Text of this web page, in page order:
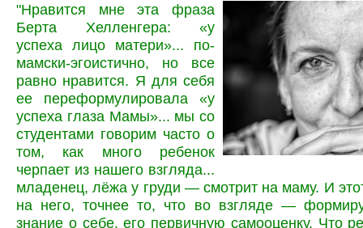
"Нравится мне эта фраза
Берта Хелленгера: «у
успеха лицо матери»... по-
мамски-эгоистично, но все
равно нравится. Я для себя
ее переформулировала «у
успеха глаза Мамы»... мы со
студентами говорим часто о
том, как много ребенок
черпает из нашего взгляда...
младенец, лёжа у груди — смотрит на маму. И
на него, точнее то, что во взгляде —
знание о себе, его первичную самооценку. Что